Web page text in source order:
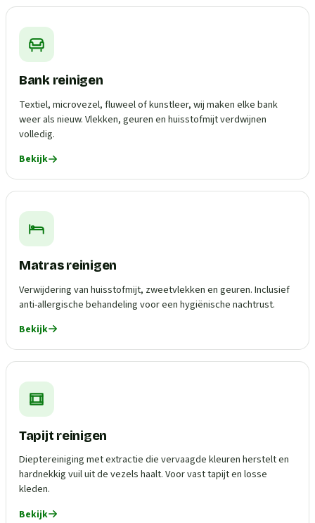
Bank reinigen
Textiel, microvezel, fluweel of kunstleer, wij maken elke bank
weer als nieuw. Vlekken, geuren en huisstofmijt verdwijnen
volledig.
Bekijk
Matras reinigen
Verwijdering van huisstofmijt, zweetvlekken en geuren. Inclusief
anti-allergische behandeling voor een hygiënische nachtrust.
Bekijk
Tapijt reinigen
Dieptereiniging met extractie die vervaagde kleuren herstelt en
hardnekkig vuil uit de vezels haalt. Voor vast tapijt en losse
kleden.
Bekijk